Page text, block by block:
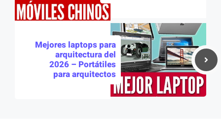
Mejores laptops para
arquitectura del
2026 – Portátiles
para arquitectos